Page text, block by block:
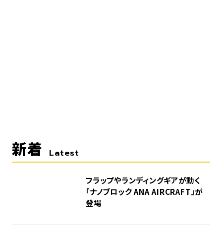
新着 Latest
フラップやランディングギアが動く
「ナノブロック ANA AIRCRAFT」が
登場